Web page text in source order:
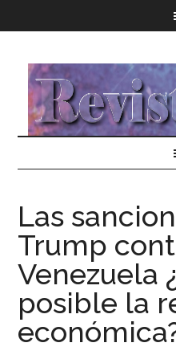
Las
Trump
Venezuela
posible la